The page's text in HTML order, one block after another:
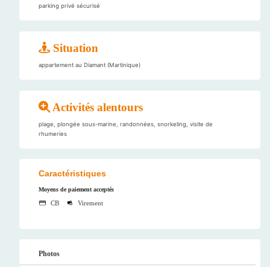
parking privé sécurisé
Situation
appartement au Diamant (Martinique)
Activités alentours
plage, plongée sous-marine, randonnées, snorkeling, visite de
rhumeries
Caractéristiques
Moyens de paiement acceptés
CB Virement
Photos